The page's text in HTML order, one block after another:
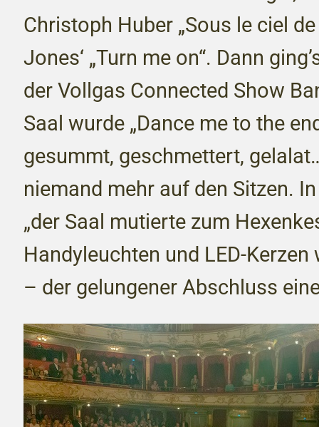
Christoph Huber „Sous le ciel
Jones‘ „Turn me on“. Dann
der Vollgas Connected Show
Saal wurde „Dance me to the
gesummt, geschmettert,
niemand mehr auf den Sitzen.
„der Saal mutierte zum
Handyleuchten und LED-
– der gelungener Abschluss